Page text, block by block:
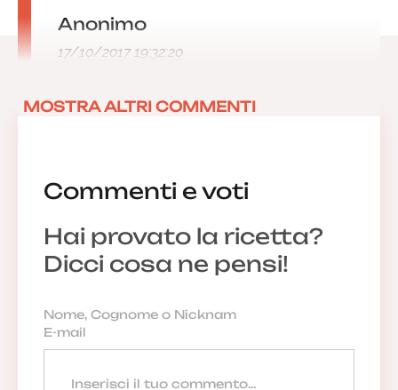
Commenti e voti
Hai provato la ricetta?
Dicci cosa ne pensi!
Anonimo
17/10/2017 19:32:20
MOSTRA ALTRI COMMENTI